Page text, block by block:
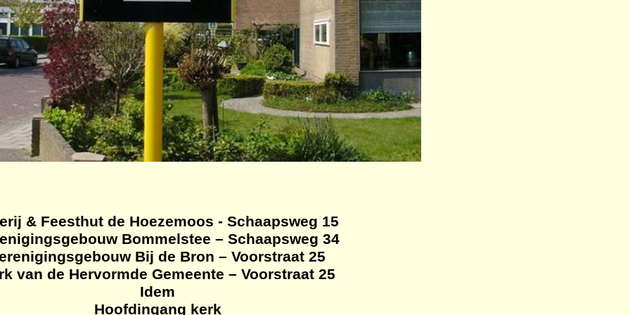
& Feesthut de Hoezemoos - Schaapsweg 15
Bommelstee – Schaapsweg 34
Bij de Bron – Voorstraat 25
van de Hervormde Gemeente – Voorstraat 25
Idem
Hoofdingang kerk